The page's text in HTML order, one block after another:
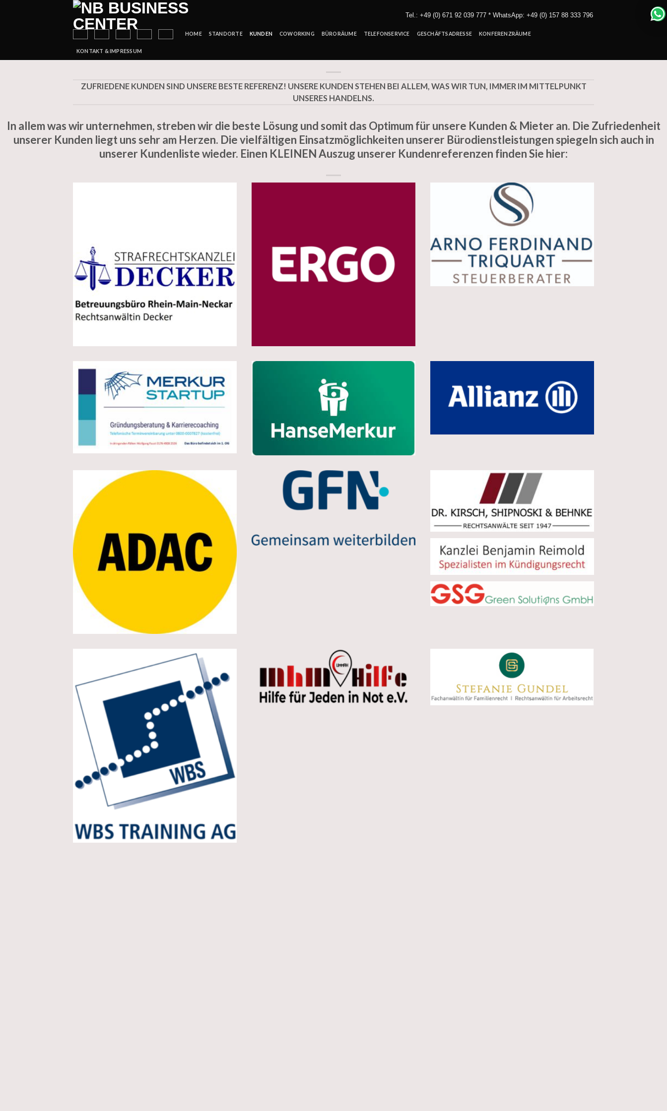
Tel.: +49 (0) 671 92 039 777 * WhatsApp: +49 (0) 157 88 333 796
HOME STANDORTE KUNDEN COWORKING BÜRORÄUME TELEFONSERVICE GESCHÄFTSADRESSE KONFERENZRÄUME
KONTAKT & IMPRESSUM
ZUFRIEDENE KUNDEN SIND UNSERE BESTE REFERENZ! UNSERE KUNDEN STEHEN BEI ALLEM, WAS WIR TUN, IMMER IM MITTELPUNKT
UNSERES HANDELNS.
In allem was wir unternehmen, streben wir die beste Lösung und somit das Optimum für unsere Kunden & Mieter an. Die Zufriedenheit
unserer Kunden liegt uns sehr am Herzen. Die vielfältigen Einsatzmöglichkeiten unserer Bürodienstleistungen spiegeln sich auch in
unserer Kundenliste wieder. Einen KLEINEN Auszug unserer Kundenreferenzen finden Sie hier: